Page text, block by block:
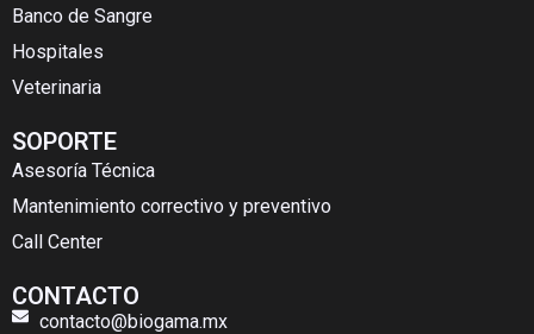
Banco de Sangre
Hospitales
Veterinaria
SOPORTE
Asesoría Técnica
Mantenimiento correctivo y preventivo
Call Center
CONTACTO
contacto@biogama.mx